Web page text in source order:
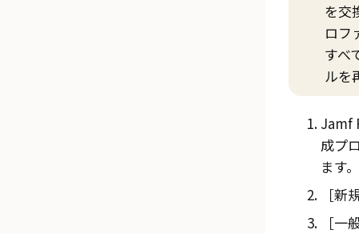
を交
ロフ
すべ
ルを
Jamf
成プ
ます。
新
一